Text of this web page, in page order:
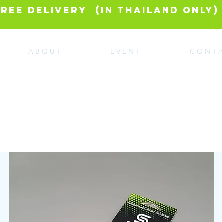
DELIVERY (in Thailand Only)
A B O U T E V E N T C O N T